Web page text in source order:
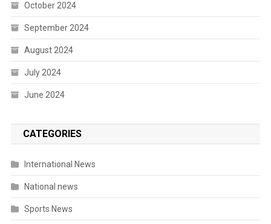
October 2024
September 2024
August 2024
July 2024
June 2024
CATEGORIES
International News
National news
Sports News